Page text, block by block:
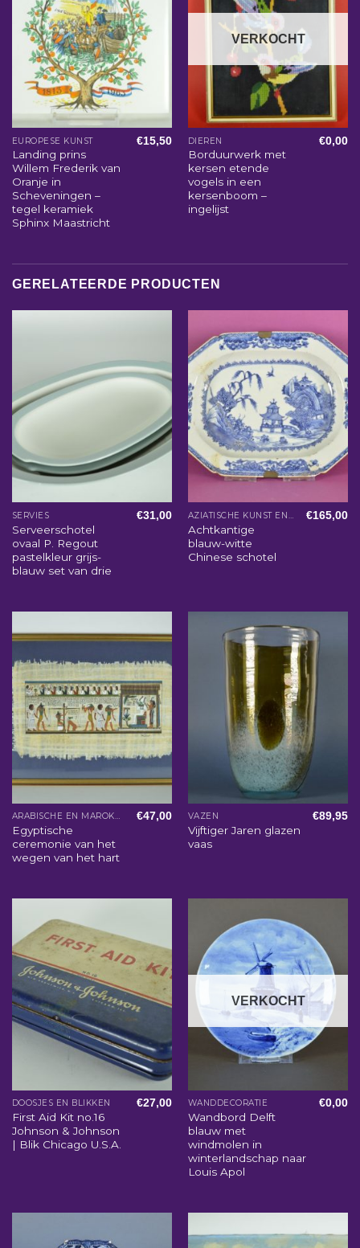
EUROPESE KUNST
Landing prins
Willem Frederik van
Oranje in
Scheveningen –
tegel keramiek
Sphinx Maastricht
€15,50
VERKOCHT
DIEREN
Borduurwerk met
kersen etende
vogels in een
kersenboom –
ingelijst
€0,00
GERELATEERDE PRODUCTEN
SERVIES
Serveerschotel
ovaal P. Regout
pastelkleur grijs-
blauw set van drie
€31,00 AZIATISCHE KUNST EN WOONACCESSOIRES
Achtkantige
blauw-witte
Chinese schotel
€165,00
ARABISCHE EN MAROKKAANSE WOONACCESSOIRES
Egyptische
ceremonie van het
wegen van het hart
€47,00 VAZEN
Vijftiger Jaren glazen
vaas
€89,95
DOOSJES EN BLIKKEN
First Aid Kit no.16
Johnson & Johnson
| Blik Chicago U.S.A.
€27,00
VERKOCHT
WANDDECORATIE
Wandbord Delft
blauw met
windmolen in
winterlandschap naar
Louis Apol
€0,00